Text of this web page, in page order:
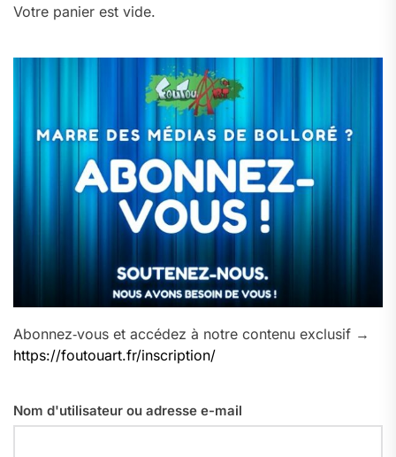
Votre panier est vide.
Abonnez‑vous et accédez à notre contenu exclusif →
https://foutouart.fr/inscription/
Nom d'utilisateur ou adresse e-mail